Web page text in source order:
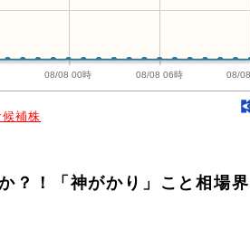
08/08 00時 08/08 06時 08/
補株
？！「神がかり」こと相場